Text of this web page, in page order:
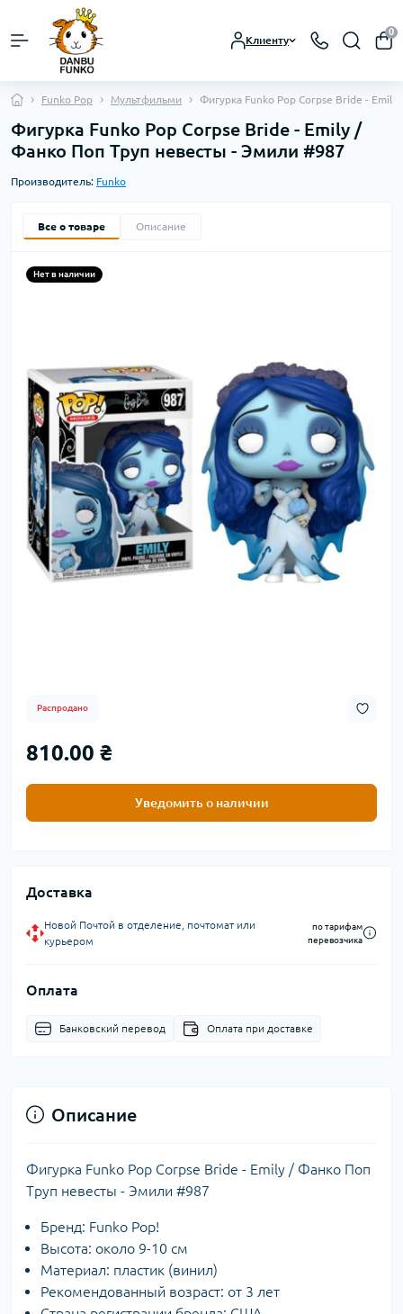
Клиенту
0
Funko Pop Мультфильми Фигурка Funko Pop Corpse Bride -
Фигурка Funko Pop Corpse Bride - Emily /
Фанко Поп Труп невесты - Эмили #987
Производитель: Funko
Все о товаре Описание
Нет в наличии
Распродано
810.00 ₴
Уведомить о наличии
Доставка
Новой Почтой в отделение, почтомат или
курьером
по тарифам
перевозчика
Оплата
Банковский перевод Оплата при доставке
Описание
Фигурка Funko Pop Corpse Bride - Emily / Фанко Поп
Труп невесты - Эмили #987
Бренд: Funko Pop!
Высота: около 9-10 см
Материал: пластик (винил)
Рекомендованный возраст: от 3 лет